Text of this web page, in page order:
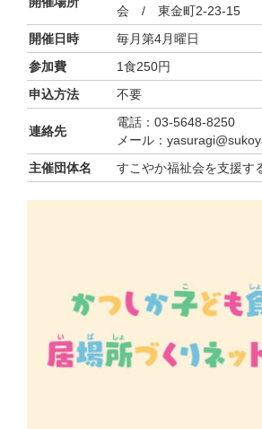
会 / 東金町2-23-15
開催日時
毎月第4月曜日
参加費
1食250円
申込方法
不要
連絡先
電話：03-5648-8250
メール：
主催団体名
すこやか福祉会を支援す